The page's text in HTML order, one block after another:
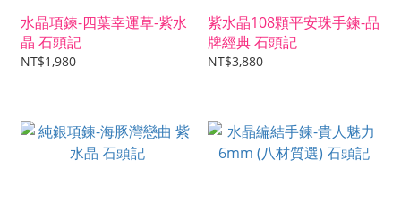
水晶項鍊-四葉幸運草-紫水
晶 石頭記
NT$1,980
紫水晶108顆平安珠手鍊-品
牌經典 石頭記
NT$3,880